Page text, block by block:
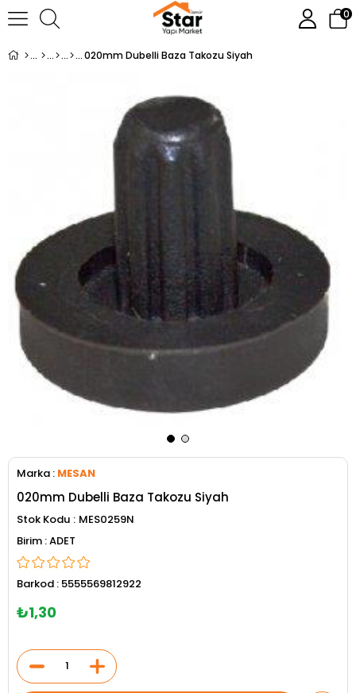
0
020mm Dubelli Baza Takozu Siyah
Marka : MESAN
020mm Dubelli Baza Takozu Siyah
Stok Kodu
MES0259N
ADET
Barkod : 5555569812922
₺1,30